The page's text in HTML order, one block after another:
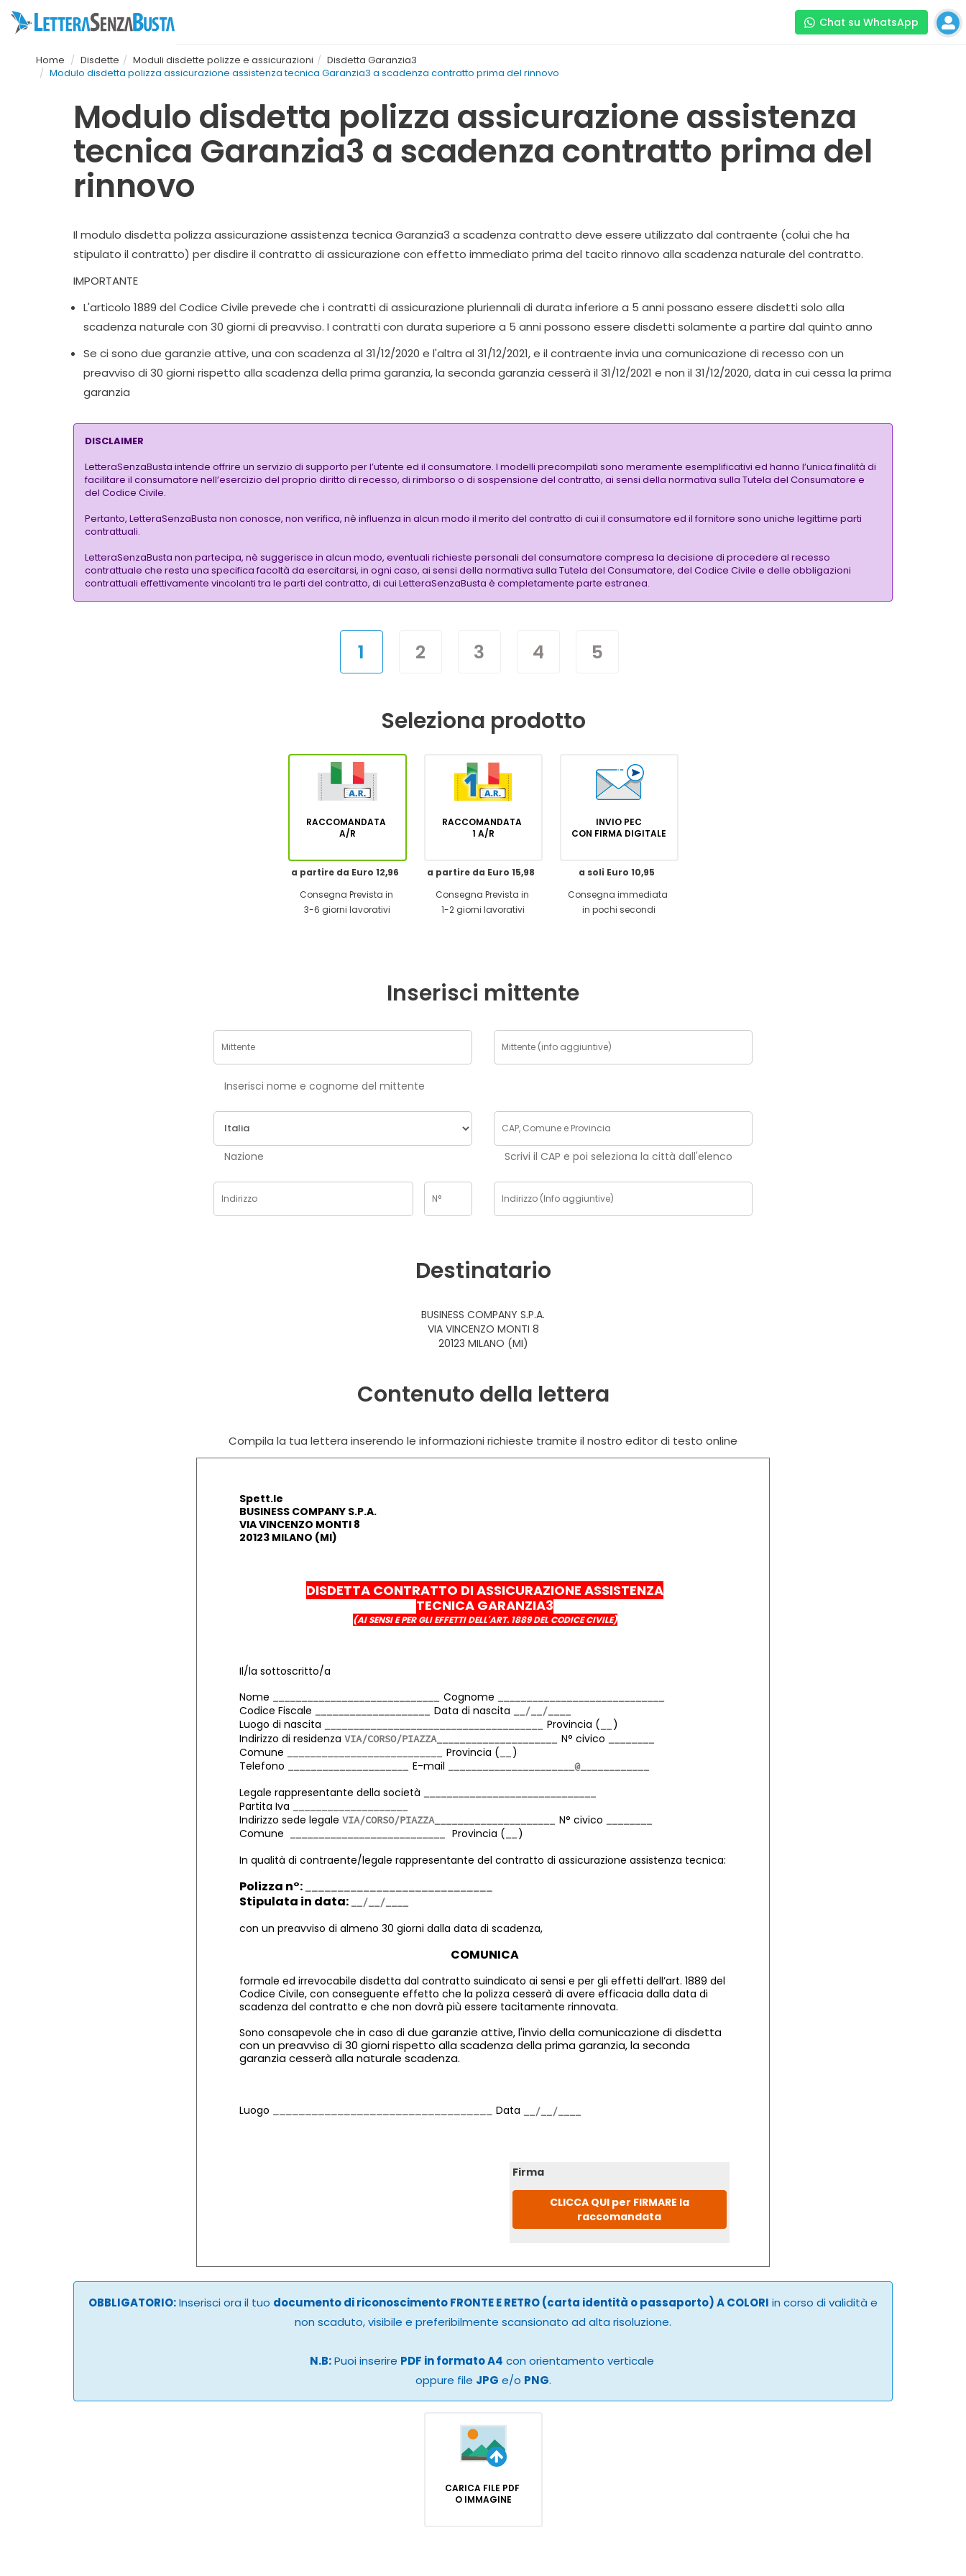
Chat su WhatsApp
Home Disdette Moduli disdette polizze e assicurazioni
Disdetta Garanzia3
Modulo disdetta polizza assicurazione assistenza tecnica Garanzia3 a scadenza contratto prima del rinnovo
Modulo disdetta polizza assicurazione assistenza
tecnica Garanzia3 a scadenza contratto prima del
rinnovo
Il modulo disdetta polizza assicurazione assistenza tecnica Garanzia3 a scadenza contratto deve essere utilizzato dal contraente (colui che ha
stipulato il contratto) per disdire il contratto di assicurazione con effetto immediato prima del tacito rinnovo alla scadenza naturale del contratto.
IMPORTANTE
L'articolo 1889 del Codice Civile prevede che i contratti di assicurazione pluriennali di durata inferiore a 5 anni possano essere disdetti solo alla
scadenza naturale con 30 giorni di preavviso. I contratti con durata superiore a 5 anni possono essere disdetti solamente a partire dal quinto anno
Se ci sono due garanzie attive, una con scadenza al 31/12/2020 e l'altra al 31/12/2021, e il contraente invia una comunicazione di recesso con un
preavviso di 30 giorni rispetto alla scadenza della prima garanzia, la seconda garanzia cesserà il 31/12/2021 e non il 31/12/2020, data in cui cessa la prima
garanzia
DISCLAIMER
LetteraSenzaBusta intende offrire un servizio di supporto per l’utente ed il consumatore. I modelli precompilati sono meramente esemplificativi ed hanno l’unica finalità di
facilitare il consumatore nell’esercizio del proprio diritto di recesso, di rimborso o di sospensione del contratto, ai sensi della normativa sulla Tutela del Consumatore e
del Codice Civile.
Pertanto, LetteraSenzaBusta non conosce, non verifica, nè influenza in alcun modo il merito del contratto di cui il consumatore ed il fornitore sono uniche legittime parti
contrattuali.
LetteraSenzaBusta non partecipa, nè suggerisce in alcun modo, eventuali richieste personali del consumatore compresa la decisione di procedere al recesso
contrattuale che resta una specifica facoltà da esercitarsi, in ogni caso, ai sensi della normativa sulla Tutela del Consumatore, del Codice Civile e delle obbligazioni
contrattuali effettivamente vincolanti tra le parti del contratto, di cui LetteraSenzaBusta è completamente parte estranea.
1 2 3 4 5
Seleziona prodotto
RACCOMANDATA
A/R
a partire da Euro 12,96
Consegna Prevista in
3-6 giorni lavorativi
RACCOMANDATA
1 A/R
a partire da Euro 15,98
Consegna Prevista in
1-2 giorni lavorativi
INVIO PEC
CON FIRMA DIGITALE
a soli Euro 10,95
Consegna immediata
in pochi secondi
Inserisci mittente
Inserisci nome e cognome del mittente
Nazione Scrivi il CAP e poi seleziona la città dall'elenco
Destinatario
BUSINESS COMPANY S.P.A.
VIA VINCENZO MONTI 8
20123 MILANO (MI)
Contenuto della lettera
Compila la tua lettera inserendo le informazioni richieste tramite il nostro editor di testo online
Spett.le
BUSINESS COMPANY S.P.A.
VIA VINCENZO MONTI 8
20123 MILANO (MI)
DISDETTA CONTRATTO DI ASSICURAZIONE ASSISTENZA
TECNICA GARANZIA3
(AI SENSI E PER GLI EFFETTI DELL'ART. 1889 DEL CODICE CIVILE)
Il/la sottoscritto/a
Nome
Cognome
Codice Fiscale
Data di nascita
Luogo di nascita
Provincia (
)
Indirizzo di residenza
N° civico
Comune
Provincia (
)
Telefono
E-mail
Legale rappresentante della società
Partita Iva
Indirizzo sede legale
N° civico
Comune
Provincia (
)
In qualità di contraente/legale rappresentante del contratto di assicurazione assistenza tecnica:
Polizza n°:
Stipulata in data:
con un preavviso di almeno 30 giorni dalla data di scadenza,
COMUNICA
formale ed irrevocabile disdetta dal contratto suindicato ai sensi e per gli effetti dell’art. 1889 del
Codice Civile, con conseguente effetto che la polizza cesserà di avere efficacia dalla data di
scadenza del contratto e che non dovrà più essere tacitamente rinnovata.
Sono consapevole che in caso di due garanzie attive, l'invio della comunicazione di disdetta
con un preavviso di 30 giorni rispetto alla scadenza della prima garanzia, la seconda
garanzia cesserà alla naturale scadenza.
Luogo Data
Firma
CLICCA QUI per FIRMARE la
raccomandata
OBBLIGATORIO:Inserisci ora il tuo documento di riconoscimento FRONTE E RETRO (carta identità o passaporto) A COLORI in corso di validità e
non scaduto, visibile e preferibilmente scansionato ad alta risoluzione.
N.B:Puoi inserire PDF in formato A4 con orientamento verticale
oppure file JPG e/o PNG.
CARICA FILE PDF
O IMMAGINE